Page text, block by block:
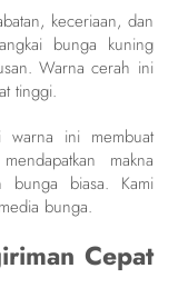
keceriaan, dan
bunga kuning
Warna cerah ini
tinggi.
warna ini membuat
makna
bunga biasa. Kami
bunga.
Cepat